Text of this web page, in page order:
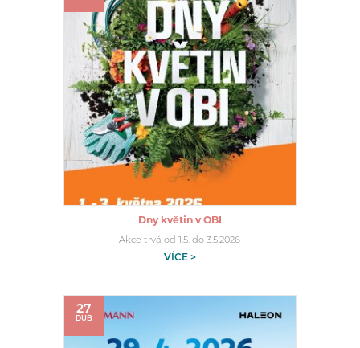
Dny květin v OBI
Akce trvá od 1.5. do 3.5.2026
VÍCE >
27
DUB